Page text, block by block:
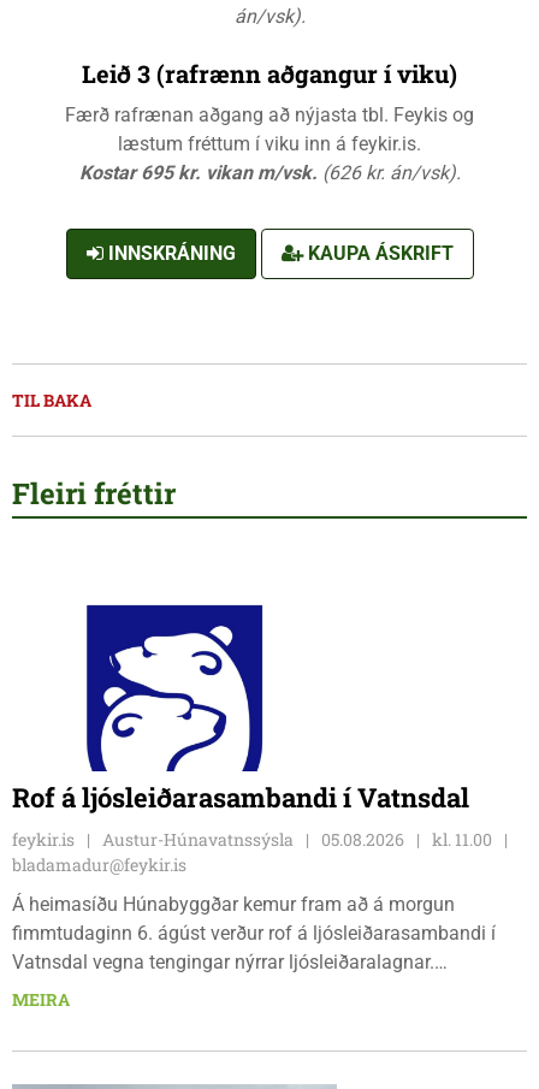
án/vsk).
Leið 3 (rafrænn aðgangur í viku)
Færð rafrænan aðgang að nýjasta tbl. Feykis og
læstum fréttum í viku inn á feykir.is.
Kostar 695 kr. vikan m/vsk. (626 kr. án/vsk).
INNSKRÁNING KAUPA ÁSKRIFT
TIL BAKA
Fleiri fréttir
Rof á ljósleiðarasambandi í Vatnsdal
feykir.is Austur-Húnavatnssýsla 05.08.2026
kl. 11.00
bladamadur@feykir.is
Á heimasíðu Húnabyggðar kemur fram að á morgun
fimmtudaginn 6. ágúst verður rof á ljósleiðarasambandi í
Vatnsdal vegna tengingar nýrrar ljósleiðaralagnar.
Ljósleiðarasambandið verður rofið á morgun fimmtudag
MEIRA